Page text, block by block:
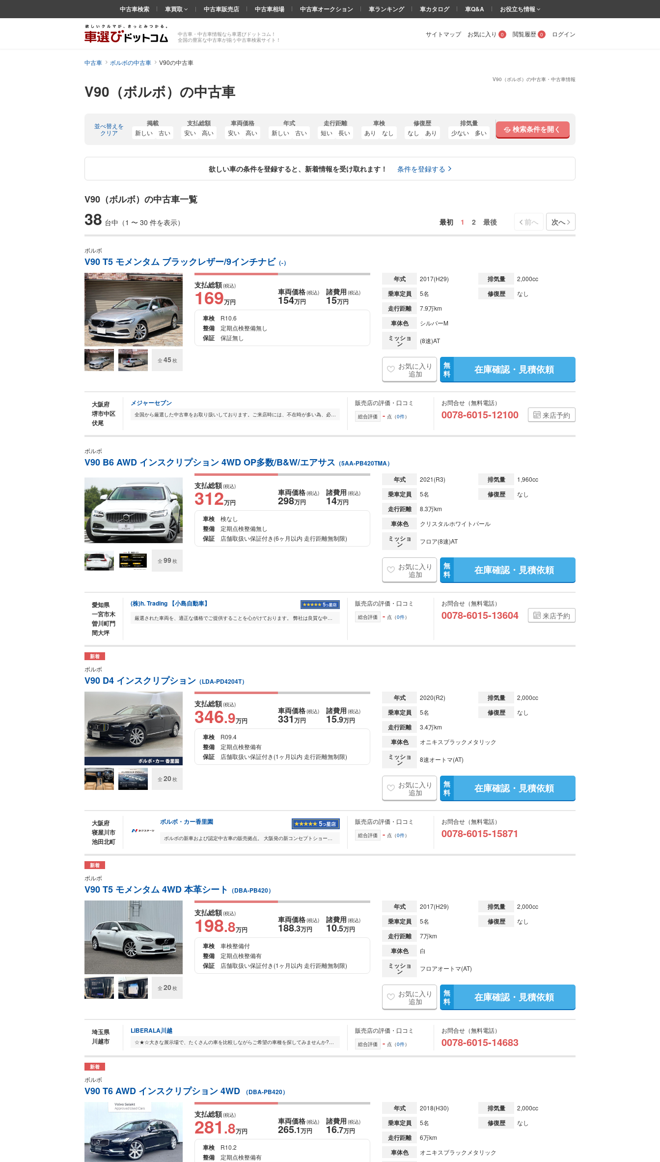
V90（ボルボ）の中古車・中古車情報
V90（ボルボ）の中古車
中古車・中古車情報なら車選びドットコム！
全国の豊富な中古車が揃う中古車検索サイト！
サイトマップ お気に入り 0 閲覧履歴 0 ログイン
中古車検索 車買取 中古車販売店 中古車相場 中古車オークション 車ランキング 車カタログ 車Q&A お役立ち情報
中古車 ボルボの中古車 V90の中古車
並べ替えを
クリア
掲載
新しい 古い
支払総額
安い 高い
車両価格
安い 高い
年式
新しい 古い
走行距離
短い 長い
車検
あり なし
修復歴
なし あり
排気量
少ない 多い 検索条件を開く
欲しい車の条件を登録すると、新着情報を受け取れます！ 条件を登録する
V90（ボルボ）の中古車一覧
38 台中（1 〜 30 件を表示） 最初 1 2 最後 前へ 次へ
ボルボ
V90 T5 モメンタム ブラックレザー/9インチナビ （-）
全 45枚
支払総額(税込)
169万円
車両価格(税込)
154万円
諸費用 (税込)
15万円
車検
R10.6
整備 定期点検整備無し
保証 保証無し
年式 2017(H29) 排気量 2,000cc
乗車定員 5名 修復歴 なし
走行距離 7.9万km
車体色 シルバーM
ミッショ
ン (8速)AT
お気に入り
追加
無
料
在庫確認・見積依頼
大阪府
堺市中区
伏尾
メジャーセブン
全国から厳選した中古車をお取り扱いしております。ご来店時には、不在時が多い為、必ずご来店予約をお願い致します。 現車確認等ご希望の際は事前にご連絡をお願いいた...
販売店の評価・口コミ
総合評価 - 点（0件）
お問合せ（無料電話）
0078-6015-12100 来店予約
ボルボ
V90 B6 AWD インスクリプション 4WD OP多数/B&W/エアサス （5AA-PB420TMA）
全 99枚
支払総額(税込)
312万円
車両価格(税込)
298万円
諸費用 (税込)
14万円
車検
検なし
整備 定期点検整備無し
保証 店舗取扱い保証付き(6ヶ月以内 走行距離無制限)
年式 2021(R3) 排気量 1,960cc
乗車定員 5名 修復歴 なし
走行距離 8.3万km
車体色 クリスタルホワイトパール
ミッショ
ン フロア(8速)AT
お気に入り
追加
無
料
在庫確認・見積依頼
愛知県
一宮市木
曽川町門
間大坪
(株)h. Trading 【小島自動車】
厳選された車両を、適正な価格でご提供することを心がけております。 弊社は良質な中古車を適正な価格で提供するため、必要最低限の人員で運営させて頂いております。 ...
販売店の評価・口コミ
総合評価 - 点（0件）
お問合せ（無料電話）
0078-6015-13604 来店予約
新着
ボルボ
V90 D4 インスクリプション （LDA-PD4204T）
全 20枚
支払総額(税込)
346.9万円
車両価格(税込)
331万円
諸費用 (税込)
15.9万円
車検
R09.4
整備 定期点検整備有
保証 店舗取扱い保証付き(1ヶ月以内 走行距離無制限)
年式 2020(R2) 排気量 2,000cc
乗車定員 5名 修復歴 なし
走行距離 3.4万km
車体色 オニキスブラックメタリック
ミッショ
ン 8速オートマ(AT)
お気に入り
追加
無
料
在庫確認・見積依頼
大阪府
寝屋川市
池田北町
ボルボ・カー香里園
ボルボの新車および認定中古車の販売拠点。 大阪発の新コンセプトショールーム「VOLVO RETAIL EXPERIENCE」 2016.01.09 大阪府寝屋川市にグランドオープン。 https://w...
販売店の評価・口コミ
総合評価 - 点（0件）
お問合せ（無料電話）
0078-6015-15871
新着
ボルボ
V90 T5 モメンタム 4WD 本革シート （DBA-PB420）
全 20枚
支払総額(税込)
198.8万円
車両価格(税込)
188.3万円
諸費用 (税込)
10.5万円
車検
車検整備付
整備 定期点検整備有
保証 店舗取扱い保証付き(1ヶ月以内 走行距離無制限)
年式 2017(H29) 排気量 2,000cc
乗車定員 5名 修復歴 なし
走行距離 7万km
車体色 白
ミッショ
ン フロアオートマ(AT)
お気に入り
追加
無
料
在庫確認・見積依頼
埼玉県
川越市
LIBERALA川越
☆★☆大きな展示場で、たくさんの車を比較しながらご希望の車種を探してみませんか?☆★☆☆★☆明るく広い商談スペースをご用意しております!☆★☆☆★☆キッズルームも完備しており...
販売店の評価・口コミ
総合評価 - 点（0件）
お問合せ（無料電話）
0078-6015-14683
新着
ボルボ
V90 T6 AWD インスクリプション 4WD （DBA-PB420）
支払総額(税込)
281.8万円
車両価格(税込)
265.1万円
諸費用 (税込)
16.7万円
車検
R10.2
整備 定期点検整備有
年式 2018(H30) 排気量 2,000cc
乗車定員 5名 修復歴 なし
走行距離 6万km
車体色 オニキスブラックメタリック